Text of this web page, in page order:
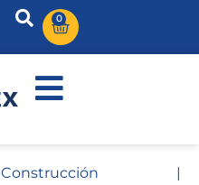
0
Construcción |